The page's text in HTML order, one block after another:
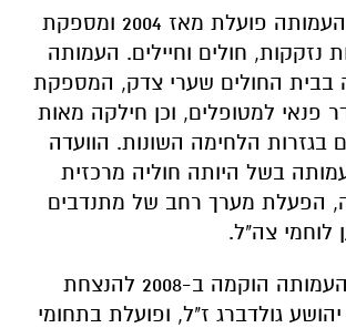
"סעד ומרפא"-העמותה פועלת מאז 2004 ומספקת
נזקקות, חולים וחיילים. העמותה
בבית החולים שערי צדק, המספקת
פנאי למטופלים, וכן חילקה מאות
בגזרות הלחימה השונות. הוועדה
בשל היותה חוליה מרכזית
הפעלת מערך רחב של מתנדבים
לוחמי צה"ל.
"קרן אביה" – העמותה הוקמה ב-2008 להנצחת
גולדברג ז"ל, ופועלת בתחומי